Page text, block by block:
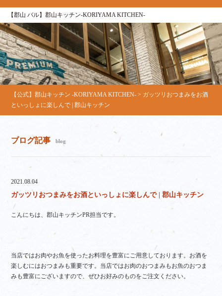
【郡山 バル】郡山キッチン-KORIYAMA KITCHEN-
【公式】郡山キッチン -KORIYAMA KITCHEN- > ガッツリおつまみをお酒
といっしょに楽しんで | 郡山キッチン
ブログ記事 blog
2021.08.04
ガッツリおつまみをお酒といっしょに楽しんで | 郡山キッチン
こんにちは、郡山キッチンPR担当です。
当店ではお肉やお魚を使ったお料理を豊富にご用意しております。お酒を
楽しむにはおつまみも重要です。当店ではお肉のおつまみもお魚のおつま
みも豊富にございますので、ぜひお好みのものをご注文ください。